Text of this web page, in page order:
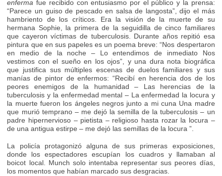
enferma fue recibido con entusiasmo por el público y la prensa:
“Parece un guiso de pescado en salsa de langosta”, dijo el más
hambriento de los críticos. Era la visión de la muerte de su
hermana Sophie, la primera de la seguidilla de cinco familiares
que cayeron víctimas de tuberculosis. Durante años repitió esa
pintura que en sus papeles es un poema breve: “Nos despertaron
en medio de la noche – Lo entendimos de inmediato Nos
vestimos con el sueño en los ojos”, y una dura nota biográfica
que justifica sus múltiples escenas de duelos familiares y sus
manías de pintor de enfermos: “Recibí en herencia dos de los
peores enemigos de la humanidad – Las herencias de la
tuberculosis y la enfermedad mental – La enfermedad la locura y
la muerte fueron los ángeles negros junto a mi cuna Una madre
que murió temprano – me dejó la semilla de la tuberculosis – un
padre hipernervioso – pietista – religioso hasta rozar la locura –
de una antigua estirpe – me dejó las semillas de la locura ”.
La policía protagonizó alguna de sus primeras exposiciones,
donde los espectadores escupían los cuadros y llamaban al
boicot local. Munch solo intentaba representar sus peores días,
los momentos que habían marcado sus desgracias.